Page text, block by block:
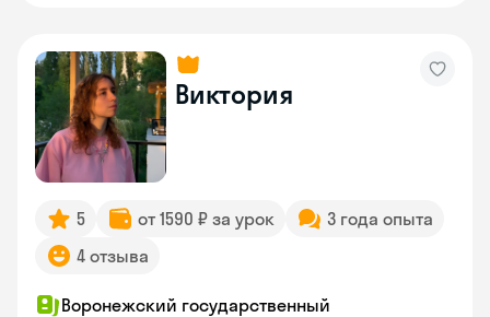
Виктория
5 от 1590 ₽ за урок
3 года опыта
4 отзыва
Воронежский государственный